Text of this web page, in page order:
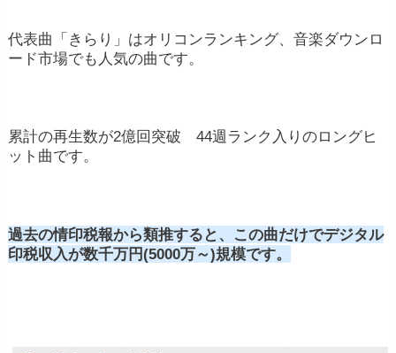
代表曲「きらり」はオリコンランキング、音楽ダウンロ
ード市場でも人気の曲です。
累計の再生数が2億回突破 44週ランク入りのロングヒ
ット曲です。
過去の情印税報から類推すると、この曲だけでデジタル
印税収入が数千万円(5000万～)規模です。